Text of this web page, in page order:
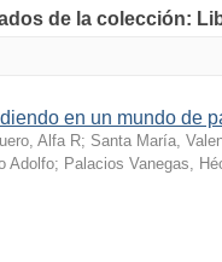
de la colección:
en un mundo de
Alfa R; Santa María,
Adolfo; Palacios Vanegas,